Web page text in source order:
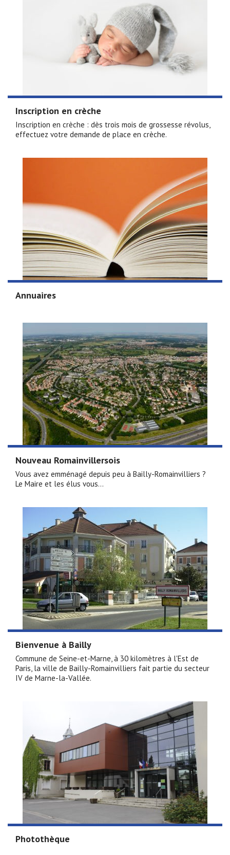
Inscription en crèche
Inscription en crèche : dès trois mois de grossesse révolus,
effectuez votre demande de place en crèche.
Annuaires
Nouveau Romainvillersois
Vous avez emménagé depuis peu à Bailly-Romainvilliers ?
Le Maire et les élus vous...
Bienvenue à Bailly
Commune de Seine-et-Marne, à 30 kilomètres à l'Est de
Paris, la ville de Bailly-Romainvilliers fait partie du secteur
IV de Marne-la-Vallée.
Photothèque